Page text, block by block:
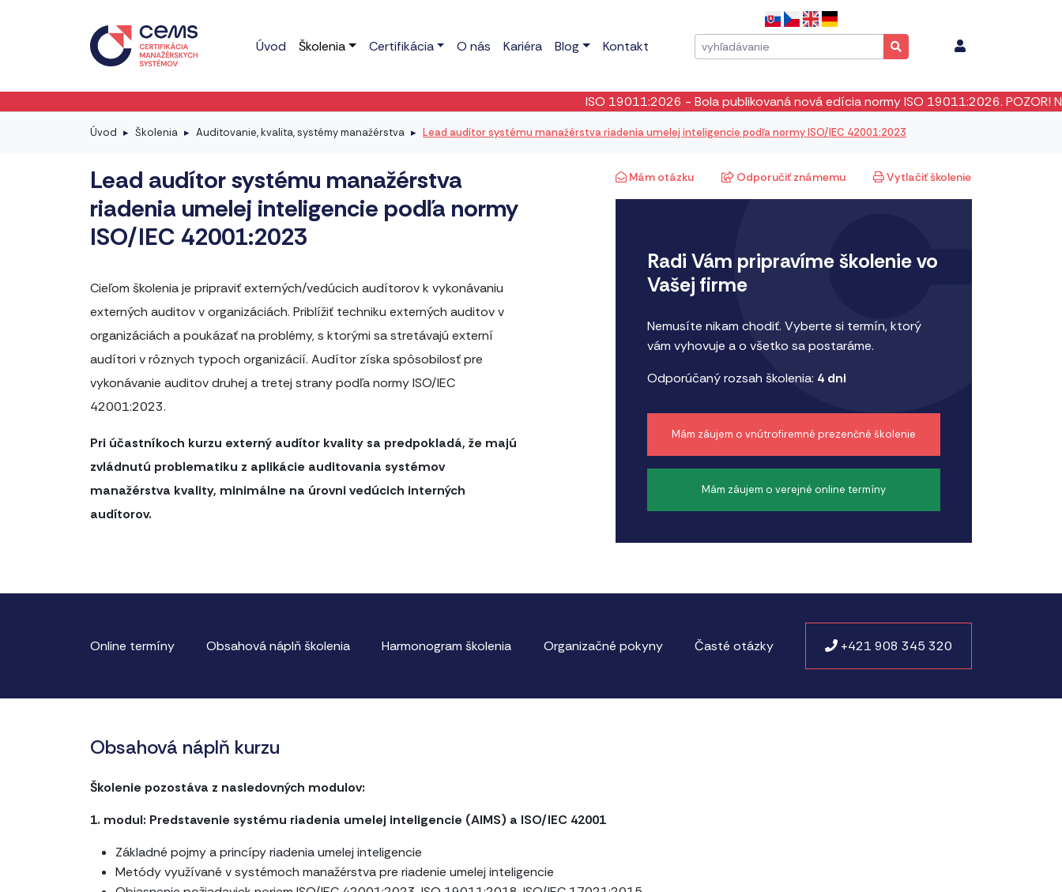
Úvod Školenia Certifikácia O nás Kariéra Blog Kontakt
- Bola publikovaná nová edícia normy ISO 19011:2026. POZOR! Neexistuje žiadne
Úvod Školenia Auditovanie, kvalita, systémy manažérstva Lead audítor systému manažérstva riadenia umelej inteligencie podľa normy ISO/IEC 42001:2023
Lead audítor systému manažérstva
riadenia umelej inteligencie podľa normy
ISO/IEC 42001:2023
Cieľom školenia je pripraviť externých/vedúcich audítorov k vykonávaniu
externých auditov v organizáciách. Priblížiť techniku externých auditov v
organizáciách a poukázať na problémy, s ktorými sa stretávajú externí
audítori v rôznych typoch organizácií. Audítor získa spôsobilosť pre
vykonávanie auditov druhej a tretej strany podľa normy ISO/IEC
42001:2023.
Pri účastníkoch kurzu externý audítor kvality sa predpokladá, že majú
zvládnutú problematiku z aplikácie auditovania systémov
manažérstva kvality, minimálne na úrovni vedúcich interných
audítorov.
Mám otázku Odporučiť známemu Vytlačiť školenie
Radi Vám pripravíme školenie vo
Vašej firme
Nemusíte nikam chodiť. Vyberte si termín, ktorý
vám vyhovuje a o všetko sa postaráme.
Odporúčaný rozsah školenia: 4 dni
Mám záujem o vnútrofiremné prezenčné školenie
Mám záujem o verejné online termíny
Online termíny Obsahová náplň školenia Harmonogram školenia Organizačné pokyny Časté otázky +421 908 345 320
Obsahová náplň kurzu
Školenie pozostáva z nasledovných modulov:
1. modul: Predstavenie systému riadenia umelej inteligencie (AIMS) a ISO/IEC 42001
Základné pojmy a princípy riadenia umelej inteligencie
Metódy využívané v systémoch manažérstva pre riadenie umelej inteligencie